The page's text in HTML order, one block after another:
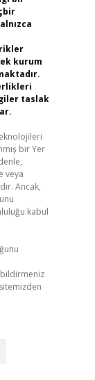
kurum
taslak
bir Yer
veya
Ancak,
kabul